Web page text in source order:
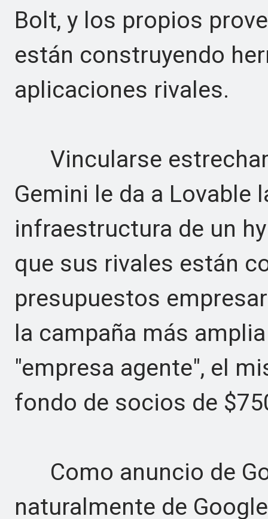
Bolt, y los propios
están construyendo
aplicaciones rivales.
Vincularse
Gemini le da a Lovable
infraestructura de un
que sus rivales están
presupuestos
la campaña más
"empresa agente", el
fondo de socios de
Como anuncio de
naturalmente de